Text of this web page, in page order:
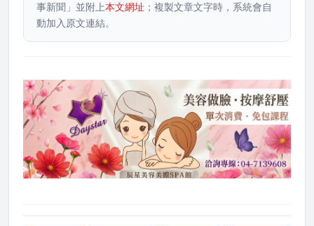
事新聞」並附上本文網址 ；複製文章文字時，系統會自
動加入原文連結。